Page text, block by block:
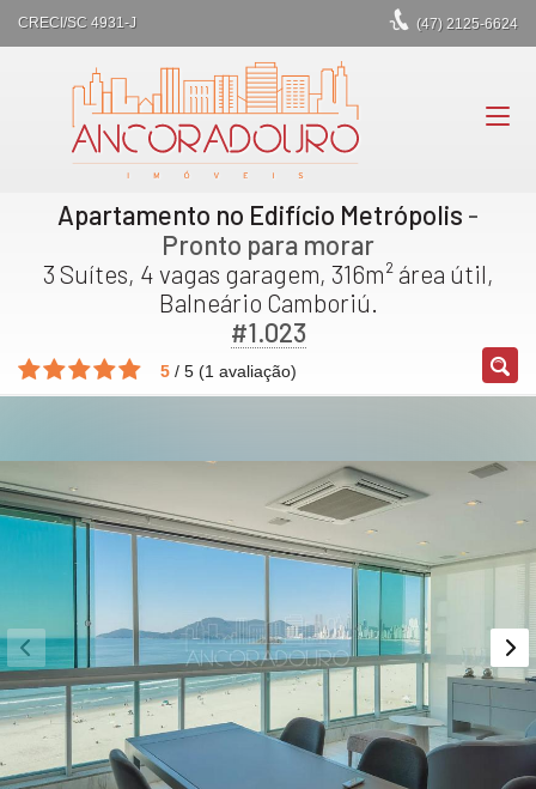
CRECI/SC 4931-J (47) 2125-6624
Apartamento no Edifício Metrópolis -
Pronto para morar
3 Suítes, 4 vagas garagem, 316m² área útil,
Balneário Camboriú.
#1.023
5 / 5 (1 avaliação)